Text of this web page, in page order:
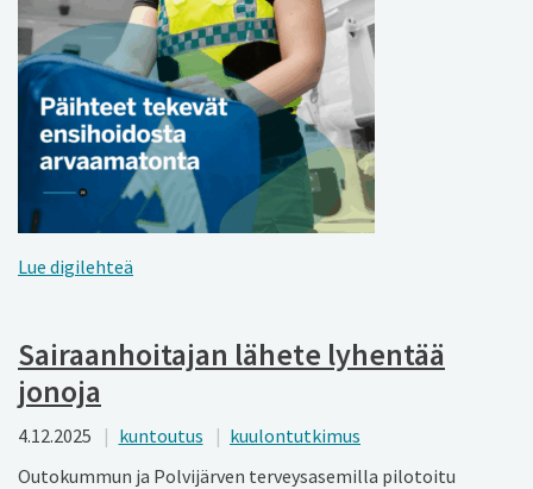
Lue digilehteä
Sairaanhoitajan lähete lyhentää
jonoja
4.12.2025 kuntoutus
kuulontutkimus
Outokummun ja Polvijärven terveysasemilla pilotoitu